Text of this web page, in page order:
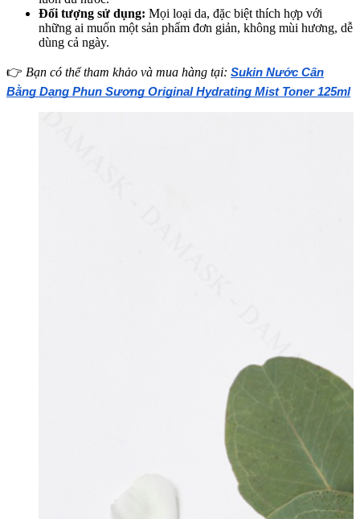
Đối tượng sử dụng: Mọi loại da, đặc biệt thích hợp với
những ai muốn một sản phẩm đơn giản, không mùi hương, dễ
dùng cả ngày.
👉 Bạn có thể tham khảo và mua hàng tại: Sukin Nước Cân
Bằng Dạng Phun Sương Original Hydrating Mist Toner 125ml